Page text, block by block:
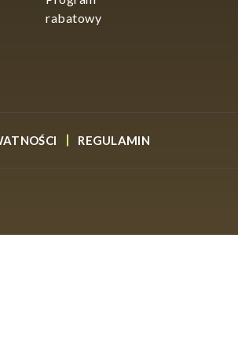
rabatowy
REGULAMIN